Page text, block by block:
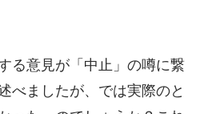
る意見が「中止」の噂に繋
べましたが、では実際のと